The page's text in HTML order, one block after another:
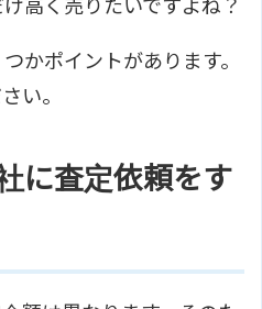
高く売りたいですよね？
かポイントがあります。
い。
に査定依頼をす